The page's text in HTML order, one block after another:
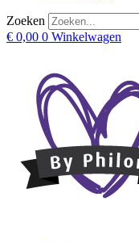
Zoeken
€ 0,00 0 Winkelwagen